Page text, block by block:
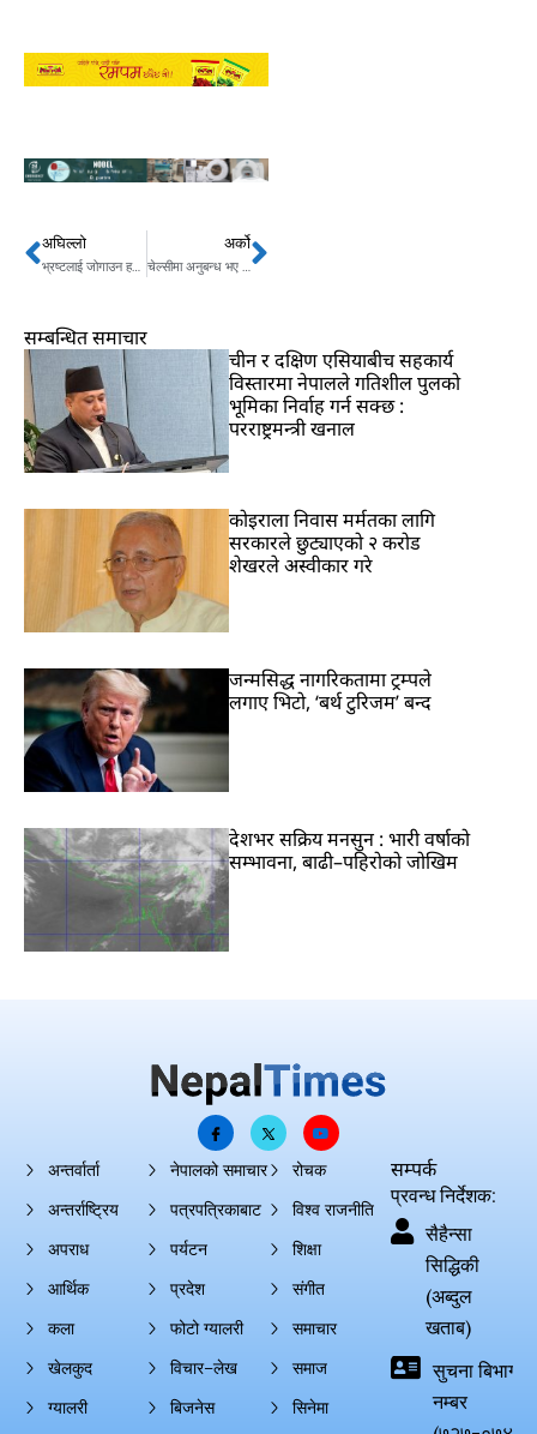
Prev
अघिल्लो
भ्रष्टलाई जोगाउन हदम्याद लगाउनु पर्छ भन्ने को हो ?
अर्को
चेल्सीमा अनुबन्ध भए जाओ फेलिक्सNext
सम्बन्धित समाचार
चीन र दक्षिण एसियाबीच सहकार्य
विस्तारमा नेपालले गतिशील पुलको
भूमिका निर्वाह गर्न सक्छ :
परराष्ट्रमन्त्री खनाल
कोइराला निवास मर्मतका लागि
सरकारले छुट्याएको २ करोड
शेखरले अस्वीकार गरे
जन्मसिद्ध नागरिकतामा ट्रम्पले
लगाए भिटो, ‘बर्थ टुरिजम’ बन्द
देशभर सक्रिय मनसुन : भारी वर्षाको
सम्भावना, बाढी–पहिरोको जोखिम
अन्तर्वार्ता
अन्तर्राष्ट्रिय
अपराध
आर्थिक
कला
खेलकुद
ग्यालरी
नेपालको समाचार
पत्रपत्रिकाबाट
पर्यटन
प्रदेश
फोटो ग्यालरी
विचार–लेख
बिजनेस
रोचक
विश्व राजनीति
शिक्षा
संगीत
समाचार
समाज
सिनेमा
सम्पर्क
प्रवन्ध निर्देशक:
सैहैन्सा
सिद्धिकी
(अब्दुल
खताब)
सुचना बिभाग
नम्बर